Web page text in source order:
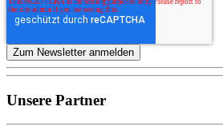
Unsere Partner